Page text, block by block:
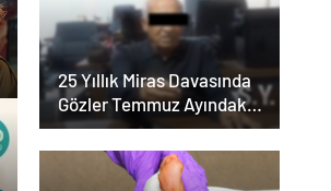
25 Yıllık Miras Davasında
Gözler Temmuz Ayındaki
Karar Duruşmasına
Çevrildi